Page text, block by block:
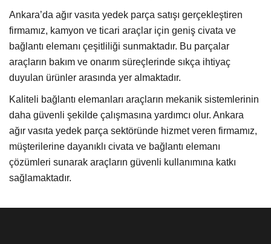
Ankara’da ağır vasıta yedek parça satışı gerçekleştiren
firmamız, kamyon ve ticari araçlar için geniş civata ve
bağlantı elemanı çeşitliliği sunmaktadır. Bu parçalar
araçların bakım ve onarım süreçlerinde sıkça ihtiyaç
duyulan ürünler arasında yer almaktadır.
Kaliteli bağlantı elemanları araçların mekanik sistemlerinin
daha güvenli şekilde çalışmasına yardımcı olur. Ankara
ağır vasıta yedek parça sektöründe hizmet veren firmamız,
müşterilerine dayanıklı civata ve bağlantı elemanı
çözümleri sunarak araçların güvenli kullanımına katkı
sağlamaktadır.